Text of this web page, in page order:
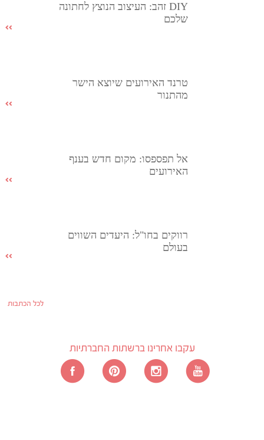
DIY זהב: העיצוב הנוצץ לחתונה
שלכם
טרנד האירועים שיוצא הישר
מהתנור
אל תפספסו: מקום חדש בענף
האירועים
רווקים בחו"ל: היעדים השווים
בעולם
לכל הכתבות
עקבו אחרינו ברשתות החברתיות